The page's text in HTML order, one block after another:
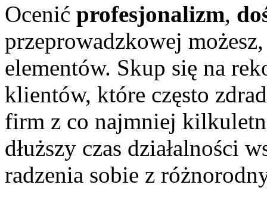
Ocenić profesjonalizm,
przeprowadzkowej
elementów. Skup się na
klientów, które często
firm z co najmniej
dłuższy czas działalności
radzenia sobie z